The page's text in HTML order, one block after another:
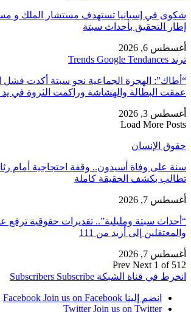
شكوى في إسبانيا تستهدف مستشار الملك و
إطار التحقيق بأحداث سبتة
أغسطس 6, 2026
ترند Trends Google Tendances
“أطاك”: الهجرة الجماعية نحو سبتة أكدت فشل
عمقت البطالة والهشاشة وراكمت الثروة في يد
أغسطس 3, 2026
Load More Posts
حقوق الإنسان
سنة على وفاة أسيدون.. وقفة احتجاجية أمام
تطالب بكشف الحقيقة كاملة
أغسطس 7, 2026
والمعتقلين إلى أزيد من 111
أغسطس 7, 2026
Prev Next 1 of 512
انخرط في قناة الشبكة
Subscribers Subscribe
انضم إلينا Facebook Join us on Facebook
Twitter Join us on Twitter